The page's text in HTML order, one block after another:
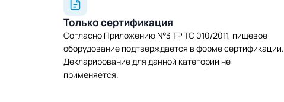
Только сертификация
Согласно Приложению №3 ТР ТС 010/2011, пищевое
оборудование подтверждается в форме сертификации.
Декларирование для данной категории не
применяется.